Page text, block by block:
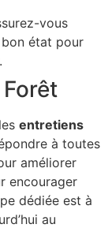
vous
bon état pour
entretiens
à toutes
améliorer
encourager
dédiée est à
au